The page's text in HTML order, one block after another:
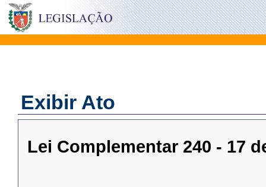
Exibir Ato
Lei Complementar 240 - 17